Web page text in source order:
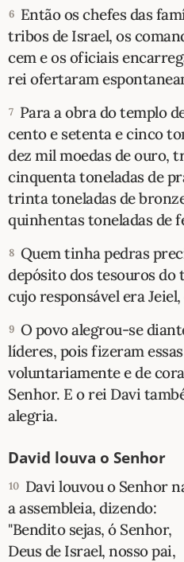
6 Então os chefes das
tribos de Israel, os
cem e os oficiais
rei ofertaram
7 Para a obra do templo
cento e setenta e cinco
dez mil moedas de ouro,
cinquenta toneladas de
trinta toneladas de
quinhentas toneladas de
8 Quem tinha pedras
depósito dos tesouros do
cujo responsável era
9 O povo alegrou-se
líderes, pois fizeram
voluntariamente e de
Senhor. E o rei Davi
alegria.
David louva o Senhor
10 Davi louvou o Senhor
a assembleia, dizendo:
"Bendito sejas, ó Senhor,
Deus de Israel, nosso pai,